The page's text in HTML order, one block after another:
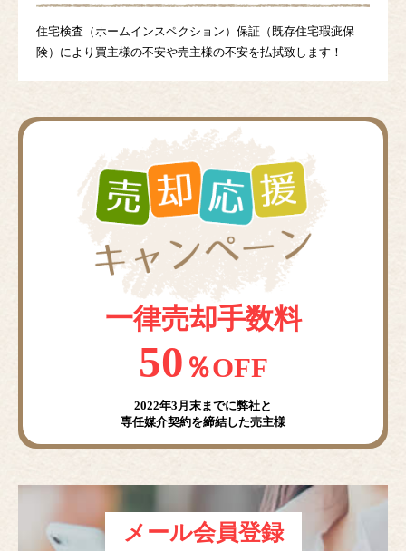
住宅検査（ホームインスペクション）保証（既存住宅瑕疵保
険）により買主様の不安や売主様の不安を払拭致します！
一律売却手数料
50 ％OFF
2022年3月末までに弊社と
専任媒介契約を締結した売主様
メール会員登録